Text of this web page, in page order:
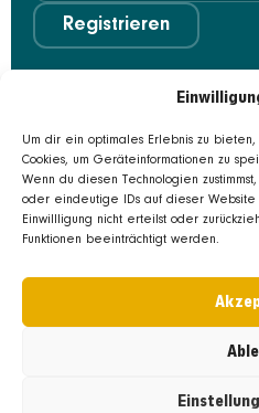
Um dir ein optimales Erlebnis zu
Cookies, um Geräteinformationen zu
Wenn du diesen Technologien
oder eindeutige IDs auf dieser
Einwillligung nicht erteilst oder
Funktionen beeinträchtigt werden.
Registrieren